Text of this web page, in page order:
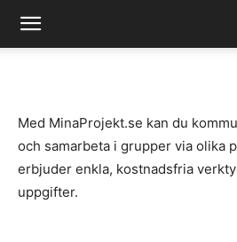
Med MinaProjekt.se kan du
och samarbeta i grupper via olika
erbjuder enkla, kostnadsfria
uppgifter.